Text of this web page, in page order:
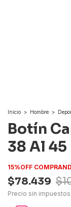
Inicio > Hombre >
Botín
38 Al 45
15%OFF
$78.439
Precio sin impuestos